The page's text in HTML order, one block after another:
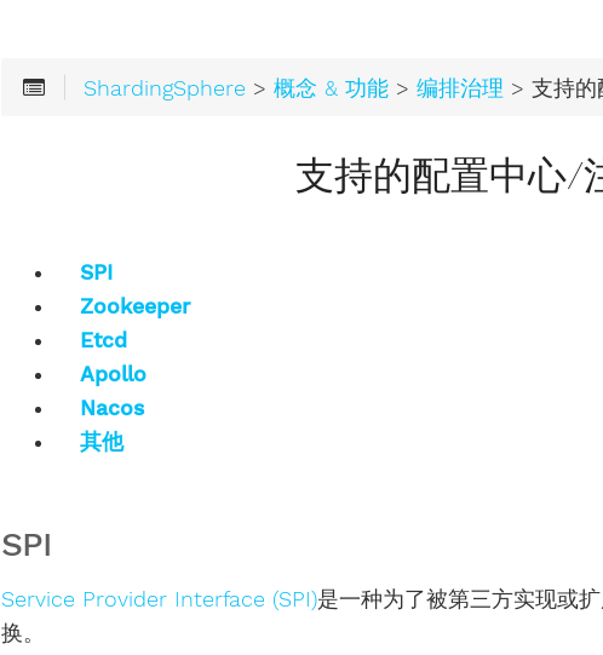
ShardingSphere >概念 & 功能 >编排治理 > 支持的配
支持的配置中心/
SPI
Zookeeper
Etcd
Apollo
Nacos
其他
SPI
Service Provider Interface (SPI)是一种为了被第三方实现或
换。